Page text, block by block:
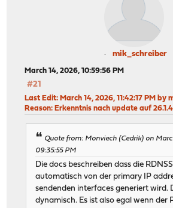
mik_schreiber
March 14, 2026, 10:59:56 PM
#21
Last Edit: March 14, 2026, 11:42:17 PM by
Reason: Erkenntnis nach update auf 26.1.4
Quote from: Monviech (Cedrik) on
09:35:55 PM
Die docs beschreiben dass die
automatisch von der primary IP
sendenden interfaces generiert wird.
dynamisch. Es ist also egal wenn der